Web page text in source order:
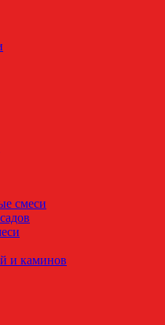
смеси
и каминов